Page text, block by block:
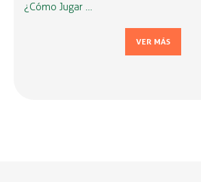
¿Cómo Jugar …
VER MÁS